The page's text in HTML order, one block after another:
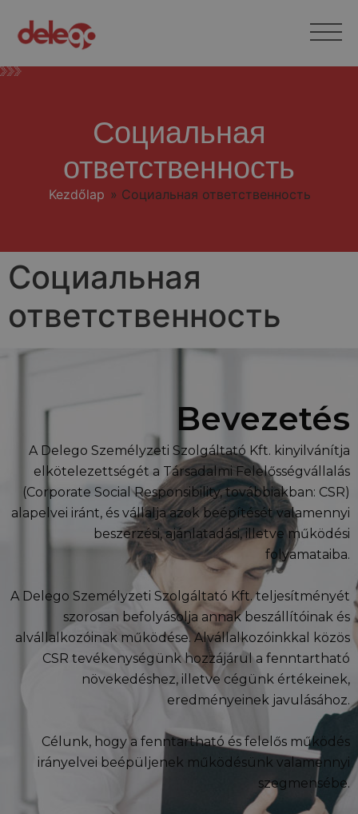
Социальная
ответственность
Kezdőlap » Социальная ответственность
Социальная
ответственность
Bevezetés
A Delego Személyzeti Szolgáltató Kft. kinyilvánítja
elkötelezettségét a Társadalmi Felelősségvállalás
(Corporate Social Responsibility, továbbiakban: CSR)
alapelvei iránt, és vállalja azok beépítését valamennyi
beszerzési, ajánlatadási, illetve működési
folyamataiba.
A Delego Személyzeti Szolgáltató Kft. teljesítményét
szorosan befolyásolja annak beszállítóinak és
alvállalkozóinak működése. Alvállalkozóinkkal közös
CSR tevékenységünk hozzájárul a fenntartható
növekedéshez, illetve cégünk értékeinek,
eredményeinek javulásához.
Célunk, hogy a fenntartható és felelős működés
irányelvei beépüljenek működésünk valamennyi
szegmensébe.